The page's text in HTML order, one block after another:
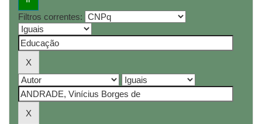
Filtros correntes: